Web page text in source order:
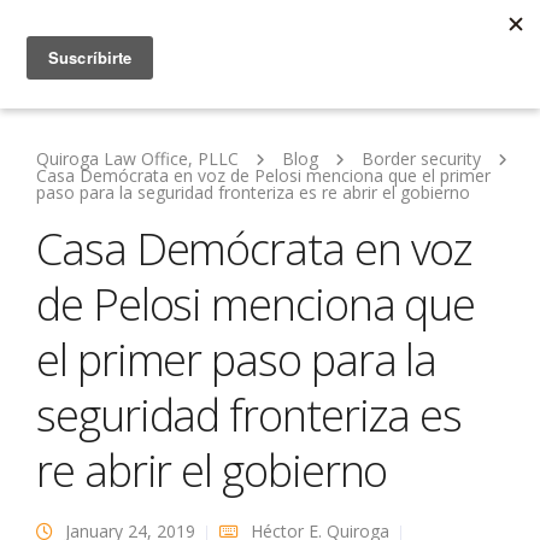
Quiroga Law Office, PLLC Blog Border security
Casa Demócrata en voz de Pelosi menciona que el primer
paso para la seguridad fronteriza es re abrir el gobierno
Casa Demócrata en voz
de Pelosi menciona que
el primer paso para la
seguridad fronteriza es
re abrir el gobierno
January 24, 2019 Héctor E. Quiroga